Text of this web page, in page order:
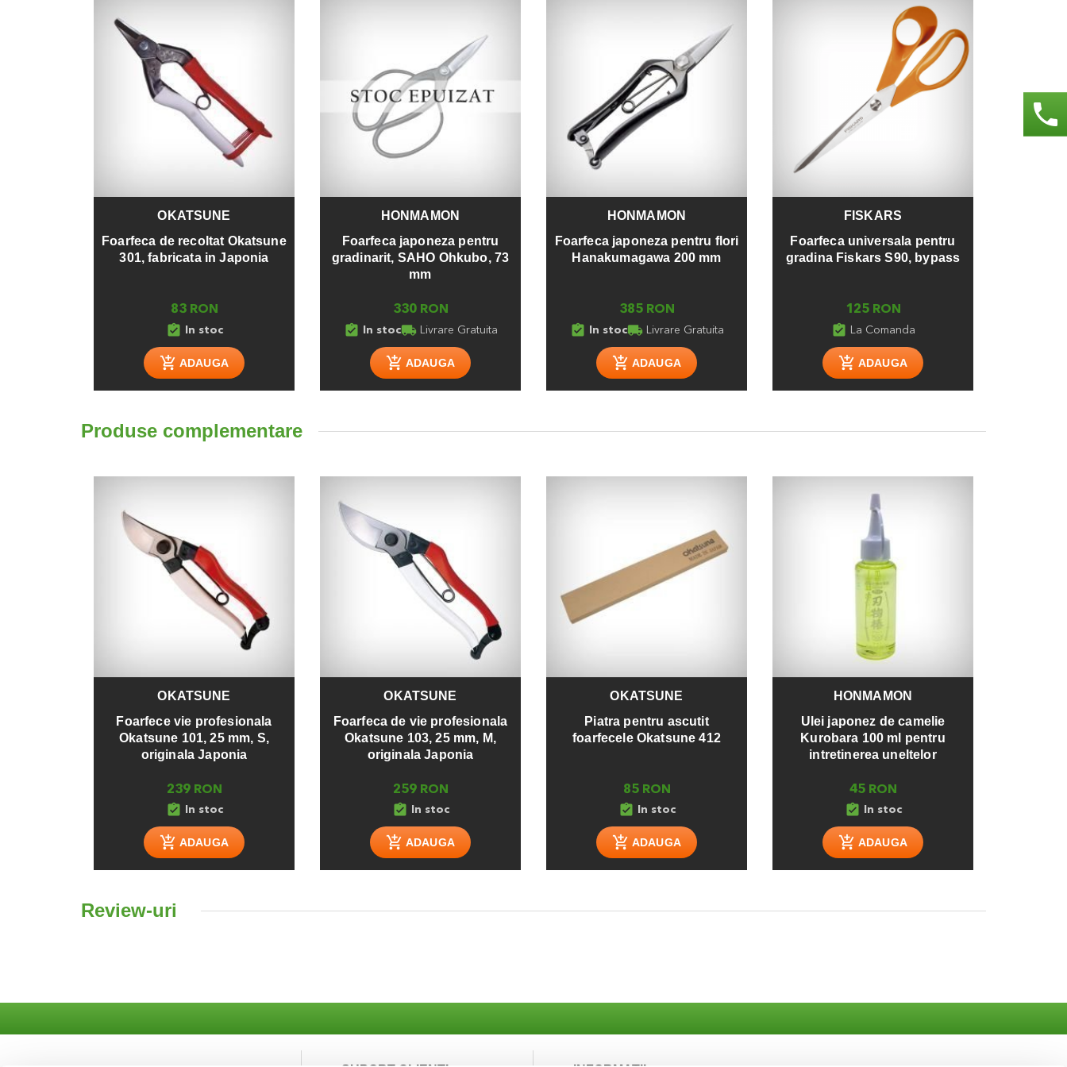
OKATSUNE
Foarfeca de recoltat Okatsune
301, fabricata in Japonia
83 RON
assignment_turned_in In stoc
ADAUGA
HONMAMON
Foarfeca japoneza pentru
gradinarit, SAHO Ohkubo, 73
mm
330 RON
assignment_turned_in In stoclocal_shipping Livrare Gratuita
ADAUGA
HONMAMON
Foarfeca japoneza pentru flori
Hanakumagawa 200 mm
385 RON
assignment_turned_in In stoclocal_shipping Livrare Gratuita
ADAUGA
FISKARS
Foarfeca universala pentru
gradina Fiskars S90, bypass
125 RON
assignment_turned_in La Comanda
ADAUGA
Produse complementare
OKATSUNE
Foarfece vie profesionala
Okatsune 101, 25 mm, S,
originala Japonia
239 RON
assignment_turned_in In stoc
ADAUGA
OKATSUNE
Foarfeca de vie profesionala
Okatsune 103, 25 mm, M,
originala Japonia
259 RON
assignment_turned_in In stoc
ADAUGA
OKATSUNE
Piatra pentru ascutit
foarfecele Okatsune 412
85 RON
assignment_turned_in In stoc
ADAUGA
HONMAMON
Ulei japonez de camelie
Kurobara 100 ml pentru
intretinerea uneltelor
45 RON
assignment_turned_in In stoc
ADAUGA
Review-uri
phone